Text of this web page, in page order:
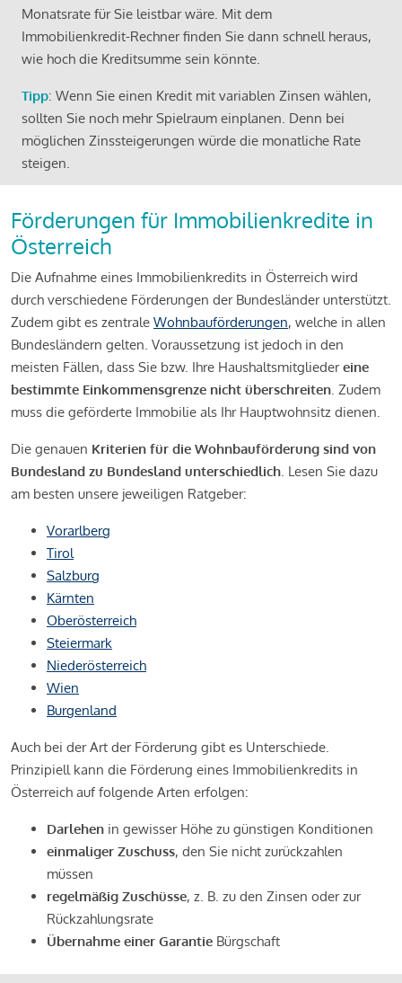
Monatsrate für Sie leistbar wäre. Mit dem
Immobilienkredit-Rechner finden Sie dann schnell heraus,
wie hoch die Kreditsumme sein könnte.
Tipp: Wenn Sie einen Kredit mit variablen Zinsen wählen,
sollten Sie noch mehr Spielraum einplanen. Denn bei
möglichen Zinssteigerungen würde die monatliche Rate
steigen.
Förderungen für Immobilienkredite in
Österreich
Die Aufnahme eines Immobilienkredits in Österreich wird
durch verschiedene Förderungen der Bundesländer unterstützt.
Zudem gibt es zentrale Wohnbauförderungen, welche in allen
Bundesländern gelten. Voraussetzung ist jedoch in den
meisten Fällen, dass Sie bzw. Ihre Haushaltsmitgliedereine
bestimmte Einkommensgrenze nicht überschreiten. Zudem
muss die geförderte Immobilie als Ihr Hauptwohnsitz dienen.
Die genauen Kriterien für die Wohnbauförderung sind von
Bundesland zu Bundesland unterschiedlich. Lesen Sie dazu
am besten unsere jeweiligen Ratgeber:
Vorarlberg
Tirol
Salzburg
Kärnten
Oberösterreich
Steiermark
Niederösterreich
Wien
Burgenland
Auch bei der Art der Förderung gibt es Unterschiede.
Prinzipiell kann die Förderung eines Immobilienkredits in
Österreich auf folgende Arten erfolgen:
Darlehen in gewisser Höhe zu günstigen Konditionen
einmaliger Zuschuss, den Sie nicht zurückzahlen
müssen
regelmäßig Zuschüsse, z. B. zu den Zinsen oder zur
Rückzahlungsrate
Übernahme einer Garantie Bürgschaft